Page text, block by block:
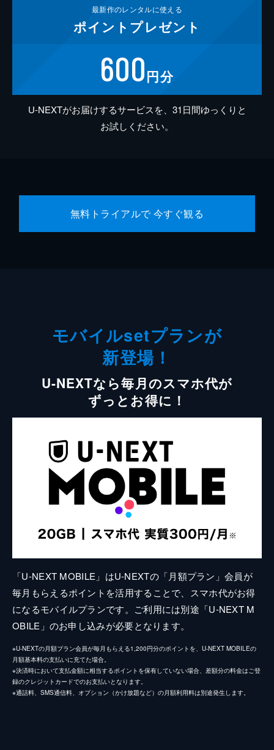
最新作のレンタルに使える
ポイント プレゼント
600円分
U-NEXTがお届けするサービスを、31日間ゆっくりと
お試しください。
無料トライアルで 今すぐ観る
モバイルsetプランが
新登場！
U-NEXTなら毎月のスマホ代が
ずっとお得に！
「U-NEXT MOBILE」はU-NEXTの「月額プラン」会員が
毎月もらえるポイントを活用することで、スマホ代がお得
になるモバイルプランです。ご利用には別途「U-NEXT M
OBILE」のお申し込みが必要となります。
※U-NEXTの月額プラン会員が毎月もらえる1,200円分のポイントを、U-NEXT MOBILEの
月額基本料の支払いに充てた場合。
※決済時において支払金額に相当するポイントを保有していない場合、差額分の料金はご登
録のクレジットカードでのお支払いとなります。
※通話料、SMS通信料、オプション（かけ放題など）の月額利用料は別途発生します。